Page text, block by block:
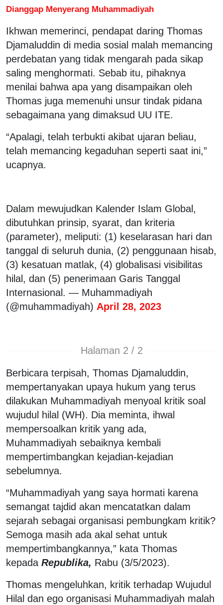
Dianggap Menyerang Muhammadiyah
Ikhwan memerinci, pendapat daring Thomas
Djamaluddin di media sosial malah memancing
perdebatan yang tidak mengarah pada sikap
saling menghormati. Sebab itu, pihaknya
menilai bahwa apa yang disampaikan oleh
Thomas juga memenuhi unsur tindak pidana
sebagaimana yang dimaksud UU ITE.
“Apalagi, telah terbukti akibat ujaran beliau,
telah memancing kegaduhan seperti saat ini,”
ucapnya.
Dalam mewujudkan Kalender Islam Global,
dibutuhkan prinsip, syarat, dan kriteria
(parameter), meliputi: (1) keselarasan hari dan
tanggal di seluruh dunia, (2) penggunaan hisab,
(3) kesatuan matlak, (4) globalisasi visibilitas
hilal, dan (5) penerimaan Garis Tanggal
Internasional. — Muhammadiyah
(@muhammadiyah) April 28, 2023
Halaman 2 / 2
Berbicara terpisah, Thomas Djamaluddin,
mempertanyakan upaya hukum yang terus
dilakukan Muhammadiyah menyoal kritik soal
wujudul hilal (WH). Dia meminta, ihwal
mempersoalkan kritik yang ada,
Muhammadiyah sebaiknya kembali
mempertimbangkan kejadian-kejadian
sebelumnya.
“Muhammadiyah yang saya hormati karena
semangat tajdid akan mencatatkan dalam
sejarah sebagai organisasi pembungkam kritik?
Semoga masih ada akal sehat untuk
mempertimbangkannya,” kata Thomas
kepada Republika, Rabu (3/5/2023).
Thomas mengeluhkan, kritik terhadap Wujudul
Hilal dan ego organisasi Muhammadiyah malah